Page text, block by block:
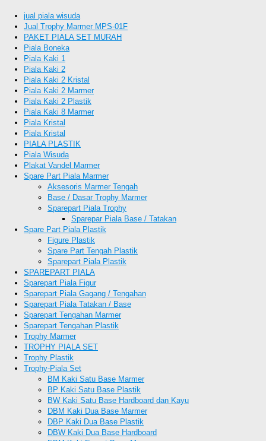
jual piala wisuda
Jual Trophy Marmer MPS-01F
PAKET PIALA SET MURAH
Piala Boneka
Piala Kaki 1
Piala Kaki 2
Piala Kaki 2 Kristal
Piala Kaki 2 Marmer
Piala Kaki 2 Plastik
Piala Kaki 8 Marmer
Piala Kristal
Piala Kristal
PIALA PLASTIK
Piala Wisuda
Plakat Vandel Marmer
Spare Part Piala Marmer
Aksesoris Marmer Tengah
Base / Dasar Trophy Marmer
Sparepart Piala Trophy
Sparepar Piala Base / Tatakan
Spare Part Piala Plastik
Figure Plastik
Spare Part Tengah Plastik
Sparepart Piala Plastik
SPAREPART PIALA
Sparepart Piala Figur
Sparepart Piala Gagang / Tengahan
Sparepart Piala Tatakan / Base
Sparepart Tengahan Marmer
Sparepart Tengahan Plastik
Trophy Marmer
TROPHY PIALA SET
Trophy Plastik
Trophy-Piala Set
BM Kaki Satu Base Marmer
BP Kaki Satu Base Plastik
BW Kaki Satu Base Hardboard dan Kayu
DBM Kaki Dua Base Marmer
DBP Kaki Dua Base Plastik
DBW Kaki Dua Base Hardboard